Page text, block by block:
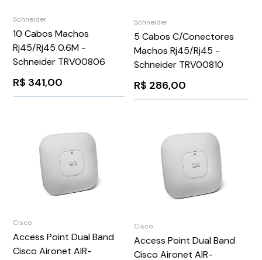
Schneider
10 Cabos Machos
Rj45/Rj45 0.6M -
Schneider TRV00806
R$ 341,00
Schneider
5 Cabos C/Conectores
Machos Rj45/Rj45 -
Schneider TRV00810
R$ 286,00
Cisco
Access Point Dual Band
Cisco Aironet AIR-
Cisco
Access Point Dual Band
Cisco Aironet AIR-